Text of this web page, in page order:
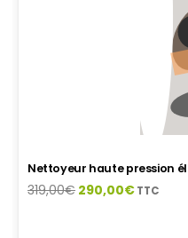
Nettoyeur haute pression
319,00€ Le
290,00€Le
TTC